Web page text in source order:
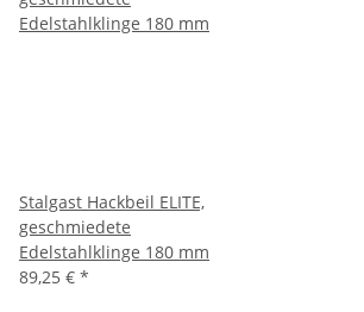
Stalgast Hackbeil ELITE,
geschmiedete
Edelstahlklinge 180 mm
89,25 € *